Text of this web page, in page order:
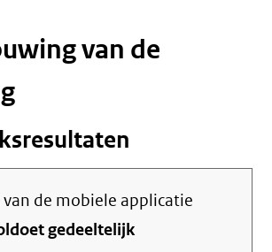
van de
van de mobiele applicatie
gedeeltelijk